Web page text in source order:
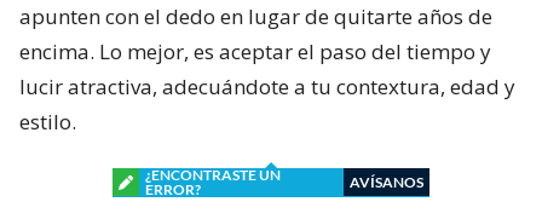
apunten con el dedo en lugar de quitarte años de
encima. Lo mejor, es aceptar el paso del tiempo y
lucir atractiva, adecuándote a tu contextura, edad y
estilo.
¿ENCONTRASTE UN
ERROR?
AVÍSANOS